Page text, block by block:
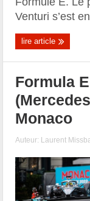
Venturi s’est
lire article
Formula
Monaco
Auteur: Laurent